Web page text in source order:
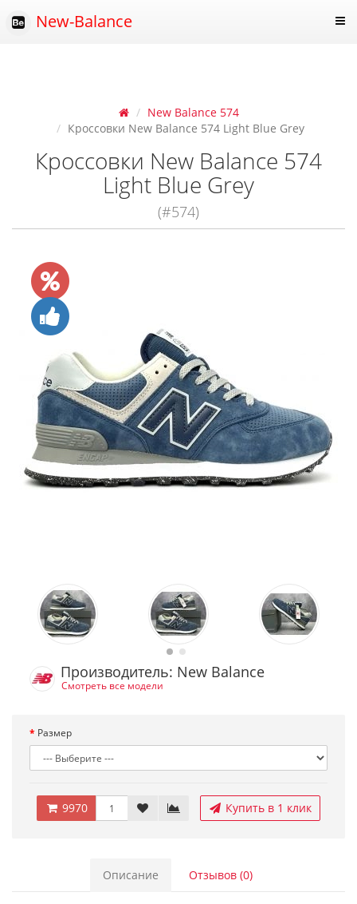
New-Balance
New Balance 574
Кроссовки New Balance 574 Light Blue Grey
Кроссовки New Balance 574
Light Blue Grey
(#574)
Производитель: New Balance
Смотреть все модели
Размер
9970 Купить в 1 клик
Описание Отзывов (0)